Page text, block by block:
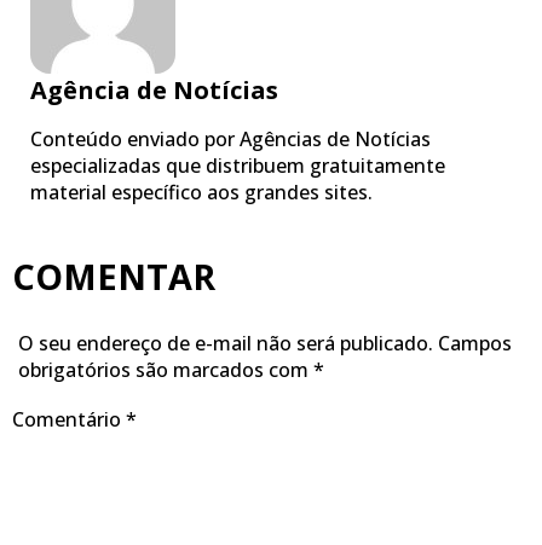
Agência de Notícias
Conteúdo enviado por Agências de Notícias
especializadas que distribuem gratuitamente
material específico aos grandes sites.
COMENTAR
O seu endereço de e-mail não será publicado. Campos
obrigatórios são marcados com *
Comentário *